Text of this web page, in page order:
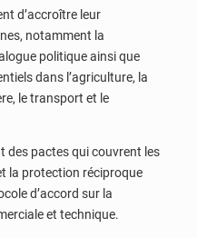
d’accroître leur
notamment la
politique ainsi que
dans l’agriculture, la
le transport et le
des pactes qui couvrent les
la protection réciproque
d’accord sur la
et technique.